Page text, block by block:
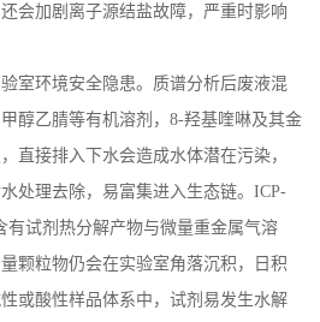
会加剧离子源结盐故障，严重时影响
室环境安全隐患。质谱分析后废液混
醇乙腈等有机溶剂， 8-羟基喹啉及其金
直接排入下水会造成水体潜在污染，
处理去除，易富集进入生态链。 ICP-
有试剂热分解产物与微量重金属气溶
颗粒物仍会在实验室角落沉积，日积
或酸性样品体系中，试剂易发生水解